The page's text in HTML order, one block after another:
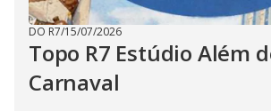
DO R7/15/07/2026
Topo R7 Estúdio Além
Carnaval